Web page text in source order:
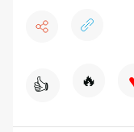
👍 🔥